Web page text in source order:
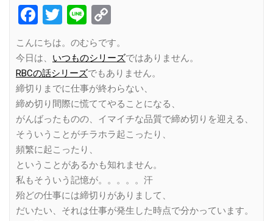
Facebook
Twitter
Line
Link
こんにちは。のむらです。
今日は、 いつものシリーズではありません。
RBCの話シリーズでもありません。
締切りまでに仕事が終わらない、
締め切り間際に慌ててやることになる、
がんばったものの、イマイチな品質で締め切りを迎える、
そういうことがチラホラ起こったり、
頻繁に起こったり、
ということがあるかも知れません。
私もそういう記憶が。。。。。汗
殆どの仕事には締切りがありまして、
だいたい、それは仕事が発生した時点で分かっています。